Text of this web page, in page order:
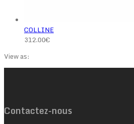
COLLINE
312.00€
View as:
Contactez-nous